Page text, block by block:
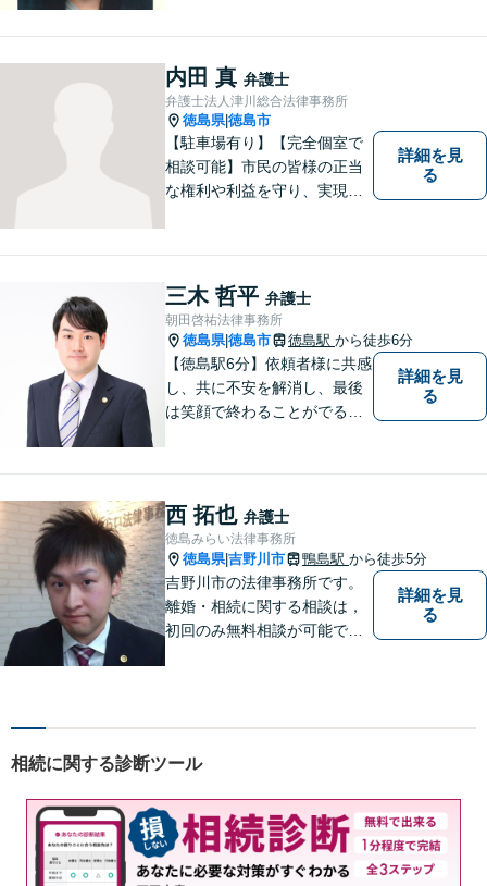
を払い、丁寧に対処してまい
ります。個人・法人問わずあ
らゆる問題に対応可能！
内田 真 弁護士
弁護士法人津川総合法律事務所
徳島県|徳島市
【駐車場有り】【完全個室で
相談可能】市民の皆様の正当
な権利や利益を守り、実現す
寧に対応してまいります。ご
相談者様のお話をじっくり聴
き、最適な解決方法をご提案
いたします。
詳細を見
る
三木 哲平 弁護士
朝田啓祐法律事務所
徳島県|徳島市 徳島駅 から徒歩6分
【徳島駅6分】依頼者様に共感
し、共に不安を解消し、最後
は笑顔で終わることがでるよ
相談にのっています。 まずは
ご相談ください。
詳細を見
る
西 拓也 弁護士
徳島みらい法律事務所
徳島県|吉野川市 鴨島駅 から徒歩5分
吉野川市の法律事務所です。
離婚・相続に関する相談は，
初回のみ無料相談が可能です
詳細を見
る
相続に関する診断ツール